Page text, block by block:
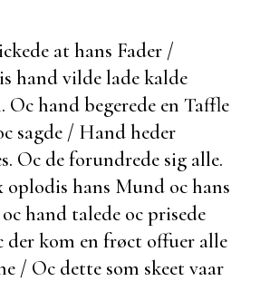
at hans Fader /
hand vilde lade kalde
Oc hand begerede en Taffle
sagde / Hand heder
Oc de forundrede sig alle.
oplodis hans Mund oc hans
hand talede oc prisede
der kom en frøct offuer alle
/ Oc dette som skeet vaar